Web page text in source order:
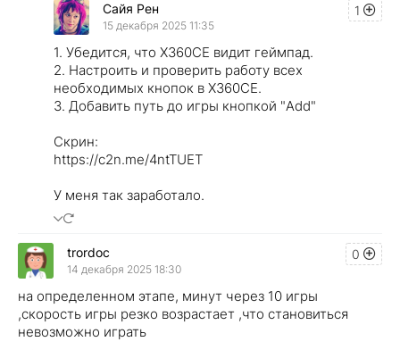
1
Сайя Рен
15 декабря 2025 11:35
1. Убедится, что Х360СЕ видит геймпад.
2. Настроить и проверить работу всех
необходимых кнопок в Х360СЕ.
3. Добавить путь до игры кнопкой "Add"
Скрин:
https://c2n.me/4ntTUET
У меня так заработало.
0
trordoc
14 декабря 2025 18:30
на определенном этапе, минут через 10 игры
,скорость игры резко возрастает ,что становиться
невозможно играть